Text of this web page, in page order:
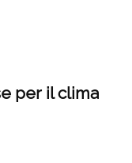
per il clima